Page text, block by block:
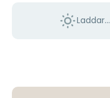
Laddar...